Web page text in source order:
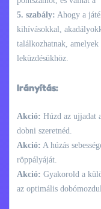
5. szabály: Ahogy a
kihívásokkal,
találkozhatnak, amelyek
leküzdésükhöz.
Irányítás:
Akció: Húzd az ujjadat
dobni szeretnéd.
Akció: A húzás
röppályáját.
Akció: Gyakorold a
az optimális